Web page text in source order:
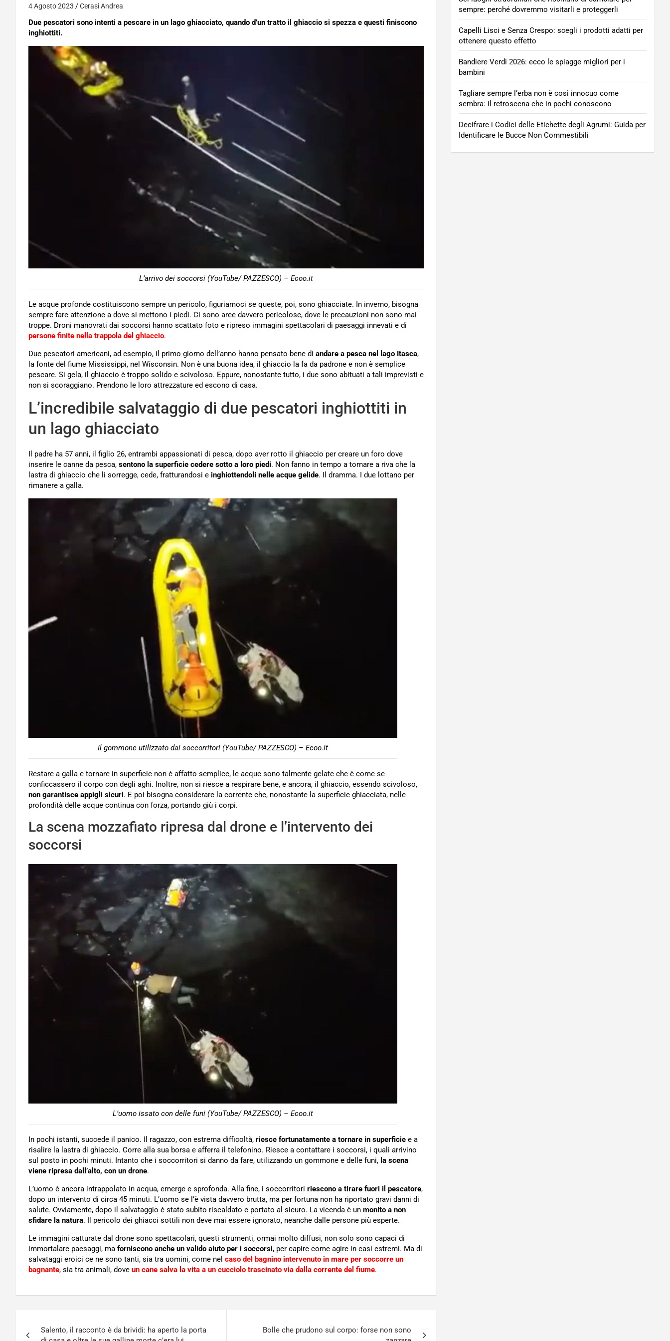
4 Agosto 2023 Cerasi Andrea
Due pescatori sono intenti a pescare in un lago ghiacciato, quando d’un tratto il ghiaccio si spezza e questi finiscono
inghiottiti.
L’arrivo dei soccorsi (YouTube/ PAZZESCO) – Ecoo.it
Le acque profonde costituiscono sempre un pericolo, figuriamoci se queste, poi, sono ghiacciate. In inverno, bisogna
sempre fare attenzione a dove si mettono i piedi. Ci sono aree davvero pericolose, dove le precauzioni non sono mai
troppe. Droni manovrati dai soccorsi hanno scattato foto e ripreso immagini spettacolari di paesaggi innevati e di
persone finite nella trappola del ghiaccio.
Due pescatori americani, ad esempio, il primo giorno dell’anno hanno pensato bene di andare a pesca nel lago Itasca,
la fonte del fiume Mississippi, nel Wisconsin. Non è una buona idea, il ghiaccio la fa da padrone e non è semplice
pescare. Si gela, il ghiaccio è troppo solido e scivoloso. Eppure, nonostante tutto, i due sono abituati a tali imprevisti e
non si scoraggiano. Prendono le loro attrezzature ed escono di casa.
L’incredibile salvataggio di due pescatori inghiottiti in
un lago ghiacciato
Il padre ha 57 anni, il figlio 26, entrambi appassionati di pesca, dopo aver rotto il ghiaccio per creare un foro dove
inserire le canne da pesca, sentono la superficie cedere sotto a loro piedi. Non fanno in tempo a tornare a riva che la
lastra di ghiaccio che li sorregge, cede, fratturandosi e inghiottendoli nelle acque gelide. Il dramma. I due lottano per
rimanere a galla.
Il gommone utilizzato dai soccorritori (YouTube/ PAZZESCO) – Ecoo.it
Restare a galla e tornare in superficie non è affatto semplice, le acque sono talmente gelate che è come se
conficcassero il corpo con degli aghi. Inoltre, non si riesce a respirare bene, e ancora, il ghiaccio, essendo scivoloso,
non garantisce appigli sicuri. E poi bisogna considerare la corrente che, nonostante la superficie ghiacciata, nelle
profondità delle acque continua con forza, portando giù i corpi.
La scena mozzafiato ripresa dal drone e l’intervento dei
soccorsi
L’uomo issato con delle funi (YouTube/ PAZZESCO) – Ecoo.it
In pochi istanti, succede il panico. Il ragazzo, con estrema difficoltà, riesce fortunatamente a tornare in superficie e a
risalire la lastra di ghiaccio. Corre alla sua borsa e afferra il telefonino. Riesce a contattare i soccorsi, i quali arrivino
sul posto in pochi minuti. Intanto che i soccorritori si danno da fare, utilizzando un gommone e delle funi, la scena
viene ripresa dall’alto, con un drone.
L’uomo è ancora intrappolato in acqua, emerge e sprofonda. Alla fine, i soccorritori riescono a tirare fuori il pescatore,
dopo un intervento di circa 45 minuti. L’uomo se l’è vista davvero brutta, ma per fortuna non ha riportato gravi danni di
salute. Ovviamente, dopo il salvataggio è stato subito riscaldato e portato al sicuro. La vicenda è un monito a non
sfidare la natura. Il pericolo dei ghiacci sottili non deve mai essere ignorato, neanche dalle persone più esperte.
Le immagini catturate dal drone sono spettacolari, questi strumenti, ormai molto diffusi, non solo sono capaci di
immortalare paesaggi, ma forniscono anche un valido aiuto per i soccorsi, per capire come agire in casi estremi. Ma di
salvataggi eroici ce ne sono tanti, sia tra uomini, come nel caso del bagnino intervenuto in mare per soccorre un
bagnante, sia tra animali, dove un cane salva la vita a un cucciolo trascinato via dalla corrente del fiume.
Salento, il racconto è da brividi: ha aperto la porta
Bolle che prudono sul corpo: forse non sono
sempre: perché dovremmo visitarli e proteggerli
Capelli Lisci e Senza Crespo: scegli i prodotti adatti per
ottenere questo effetto
Bandiere Verdi 2026: ecco le spiagge migliori per i
bambini
Tagliare sempre l’erba non è così innocuo come
sembra: il retroscena che in pochi conoscono
Decifrare i Codici delle Etichette degli Agrumi: Guida per
Identificare le Bucce Non Commestibili